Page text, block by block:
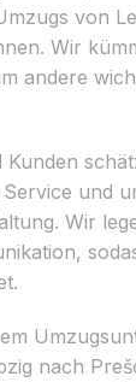
von
Wir
andere
und
Wir
nach